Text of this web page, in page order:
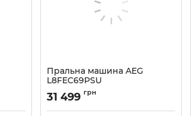
Пральна машина AEG
L8FEC69PSU
Артикул:A141163
31 499 грн